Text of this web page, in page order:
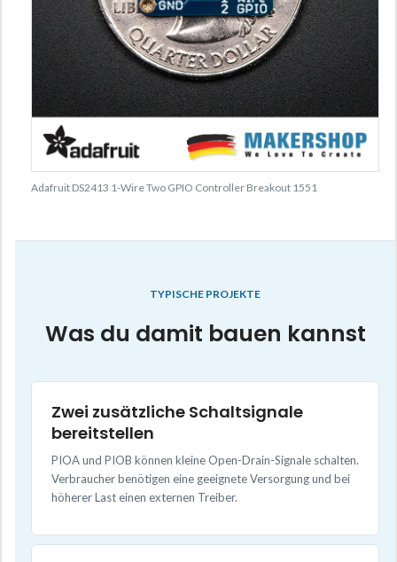
Adafruit DS2413 1-Wire Two GPIO Controller Breakout 1551
TYPISCHE PROJEKTE
Was du damit bauen kannst
Zwei zusätzliche Schaltsignale
bereitstellen
PIOA und PIOB können kleine Open-Drain-Signale schalten.
Verbraucher benötigen eine geeignete Versorgung und bei
höherer Last einen externen Treiber.